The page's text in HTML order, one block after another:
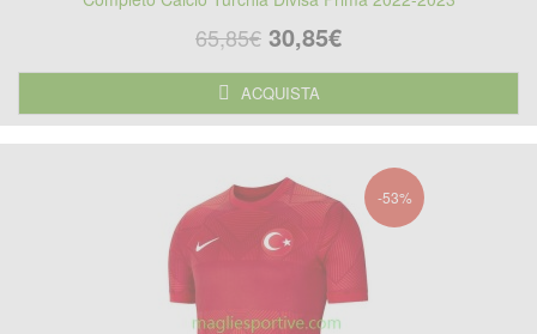
65,85€ 30,85€
ACQUISTA
-53%